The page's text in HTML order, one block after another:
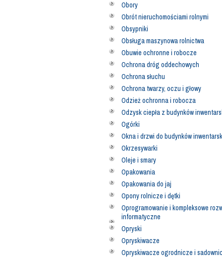
Obory
Obrót nieruchomościami rolnymi
Obsypniki
Obsługa maszynowa rolnictwa
Obuwie ochronne i robocze
Ochrona dróg oddechowych
Ochrona słuchu
Ochrona twarzy, oczu i głowy
Odzież ochronna i robocza
Odzysk ciepła z budynków
Ogórki
Okna i drzwi do budynków
Okrzesywarki
Oleje i smary
Opakowania
Opakowania do jaj
Opony rolnicze i dętki
Oprogramowanie i kompleksowe
informatyczne
Opryski
Opryskiwacze
Opryskiwacze ogrodnicze i